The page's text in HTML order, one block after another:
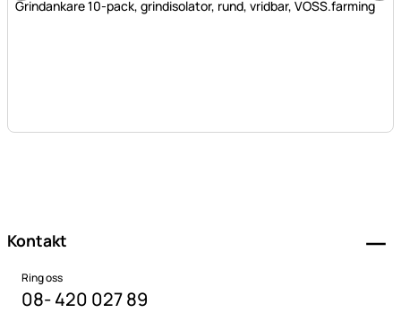
Grindankare 10-pack, grindisolator, rund, vridbar, VOSS.farming
Kontakt
Ring oss
08- 420 027 89